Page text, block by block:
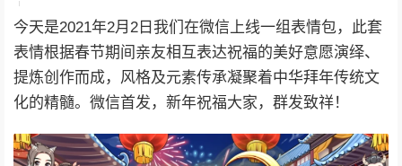
今天是2021年2月2日我们在微信上线一组表情包，此套
表情根据春节期间亲友相互表达祝福的美好意愿演绎、
提炼创作而成，风格及元素传承凝聚着中华拜年传统文
化的精髓。微信首发，新年祝福大家，群发致祥！